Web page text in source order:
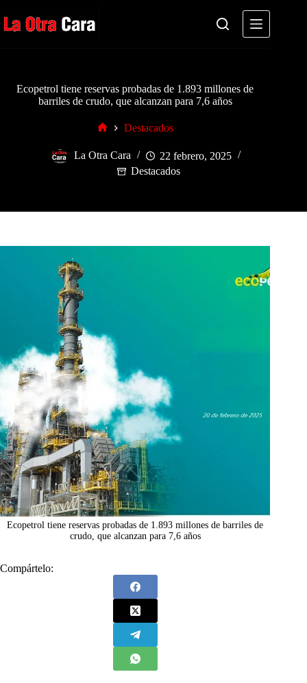
al
contenido
Ecopetrol tiene reservas probadas de 1.893 millones de
barriles de crudo, que alcanzan para 7,6 años
Destacados
La Otra Cara
22 febrero, 2025
Destacados
Ecopetrol tiene reservas probadas de 1.893 millones de barriles de
crudo, que alcanzan para 7,6 años
Compártelo: